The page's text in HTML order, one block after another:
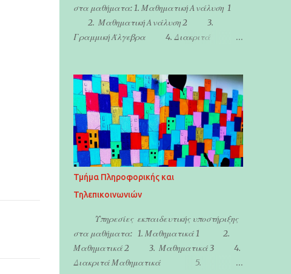
στα μαθήματα: 1. Μαθηματική Ανάλυση 1
2. Μαθηματική Ανάλυση 2 3.
Γραμμική Άλγεβρα 4. Διακριτά
Τμήμα Πληροφορικής και
Τηλεπικοινωνιών
Υπηρεσίες εκπαιδευτικής υποστήριξης
στα μαθήματα: 1. Μαθηματικά 1 2.
Μαθηματικά 2 3. Μαθηματικά 3 4.
Διακριτά Μαθηματικά 5.